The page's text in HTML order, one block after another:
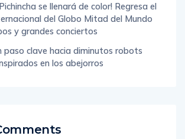
se llenará de color! Regresa el
del Globo Mitad del Mundo
y grandes conciertos
paso clave hacia diminutos robots
en los abejorros